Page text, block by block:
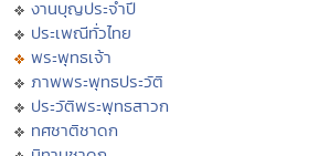
งานบุญประจำปี
ประเพณีทั่วไทย
พระพุทธเจ้า
ภาพพระพุทธประวัติ
ประวัติพระพุทธสาวก
ทศชาติชาดก